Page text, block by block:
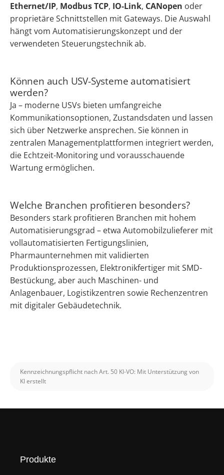
Ethernet/IP, Modbus TCP, IO-Link, CANopen oder
proprietäre Schnittstellen mit Gateways. Die Auswahl
hängt vom Automatisierungskonzept und der
verwendeten Steuerungstechnik ab.
Können auch USV-Systeme automatisiert
werden?
Ja – moderne USVs bieten umfangreiche
Kommunikationsoptionen, Zustandsdaten und lassen
sich über Netzwerke ansprechen. Sie können in
zentralen Managementplattformen integriert werden,
die Echtzeit-Monitoring und vorausschauende
Wartung ermöglichen.
Welche Branchen profitieren besonders?
Besonders stark profitieren Branchen mit hohem
Automatisierungsgrad – etwa Automobilzulieferer mit
vollautomatisierten Fertigungslinien,
Pharmaunternehmen mit validierten
Produktionsprozessen, Elektronikfertiger mit SMD-
Bestückung, aber auch Maschinen- und
Anlagenbauer, Logistikzentren sowie Rechenzentren
mit digitaler Gebäudetechnik.
Kennzeichnungspflicht nach Art. 50 KI-VO: Mit Unterstützung von
KI erstellt
Produkte